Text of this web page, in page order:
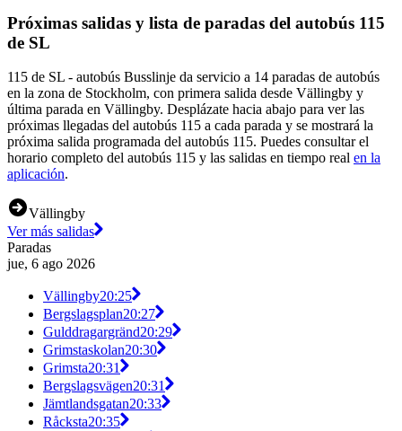
Próximas salidas y lista de paradas del autobús 115
de SL
115 de SL - autobús Busslinje da servicio a 14 paradas de autobús
en la zona de Stockholm, con primera salida desde Vällingby y
última parada en Vällingby. Desplázate hacia abajo para ver las
próximas llegadas del autobús 115 a cada parada y se mostrará la
próxima salida programada del autobús 115. Puedes consultar el
horario completo del autobús 115 y las salidas en tiempo real en la
aplicación.
Vällingby
Ver más salidas
Paradas
jue, 6 ago 2026
Vällingby20:25
Bergslagsplan20:27
Gulddragargränd20:29
Grimstaskolan20:30
Grimsta20:31
Bergslagsvägen20:31
Jämtlandsgatan20:33
Råcksta20:35